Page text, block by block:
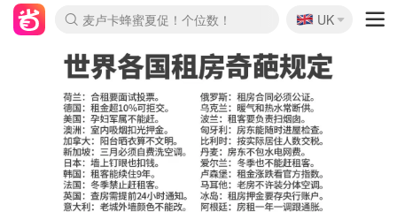
Prada/Miu 4.8折！
🇬🇧
UK